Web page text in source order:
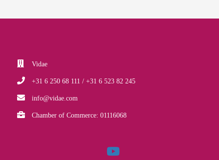
Vidae
+31 6 250 68 111 / +31 6 523 82 245
info@vidae.com
Chamber of Commerce: 01116068